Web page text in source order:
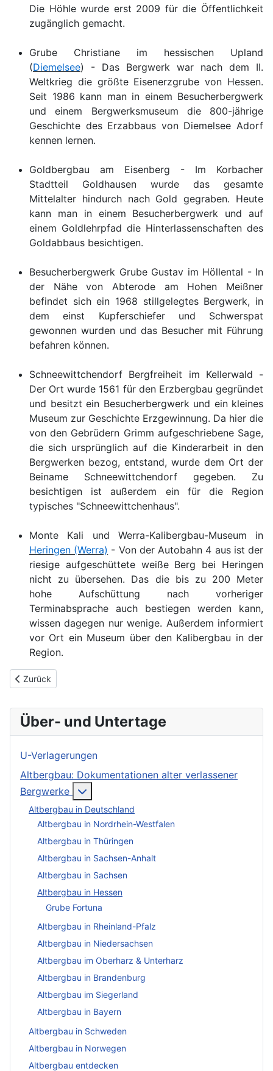
Die Höhle wurde erst 2009 für die Öffentlichkeit
zugänglich gemacht.
Grube Christiane im hessischen Upland
(Diemelsee) - Das Bergwerk war nach dem II.
Weltkrieg die größte Eisenerzgrube von Hessen.
Seit 1986 kann man in einem Besucherbergwerk
und einem Bergwerksmuseum die 800-jährige
Geschichte des Erzabbaus von Diemelsee Adorf
kennen lernen.
Goldbergbau am Eisenberg - Im Korbacher
Stadtteil Goldhausen wurde das gesamte
Mittelalter hindurch nach Gold gegraben. Heute
kann man in einem Besucherbergwerk und auf
einem Goldlehrpfad die Hinterlassenschaften des
Goldabbaus besichtigen.
Besucherbergwerk Grube Gustav im Höllental - In
der Nähe von Abterode am Hohen Meißner
befindet sich ein 1968 stillgelegtes Bergwerk, in
dem einst Kupferschiefer und Schwerspat
gewonnen wurden und das Besucher mit Führung
befahren können.
Schneewittchendorf Bergfreiheit im Kellerwald -
Der Ort wurde 1561 für den Erzbergbau gegründet
und besitzt ein Besucherbergwerk und ein kleines
Museum zur Geschichte Erzgewinnung. Da hier die
von den Gebrüdern Grimm aufgeschriebene Sage,
die sich ursprünglich auf die Kinderarbeit in den
Bergwerken bezog, entstand, wurde dem Ort der
Beiname Schneewittchendorf gegeben. Zu
besichtigen ist außerdem ein für die Region
typisches "Schneewittchenhaus".
Monte Kali und Werra-Kalibergbau-Museum in
Heringen (Werra) - Von der Autobahn 4 aus ist der
riesige aufgeschüttete weiße Berg bei Heringen
nicht zu übersehen. Das die bis zu 200 Meter
hohe Aufschüttung nach vorheriger
Terminabsprache auch bestiegen werden kann,
wissen dagegen nur wenige. Außerdem informiert
vor Ort ein Museum über den Kalibergbau in der
Region.
Vorheriger Beitrag: Grube Fortuna
Zurück
Über- und Untertage
U-Verlagerungen
Altbergbau: Dokumentationen alter verlassener
Bergwerke
Altbergbau in Deutschland
Altbergbau in Nordrhein-Westfalen
Altbergbau in Thüringen
Altbergbau in Sachsen-Anhalt
Altbergbau in Sachsen
Altbergbau in Hessen
Grube Fortuna
Altbergbau in Rheinland-Pfalz
Altbergbau in Niedersachsen
Altbergbau im Oberharz & Unterharz
Altbergbau in Brandenburg
Altbergbau im Siegerland
Altbergbau in Bayern
Altbergbau in Schweden
Altbergbau in Norwegen
Altbergbau entdecken